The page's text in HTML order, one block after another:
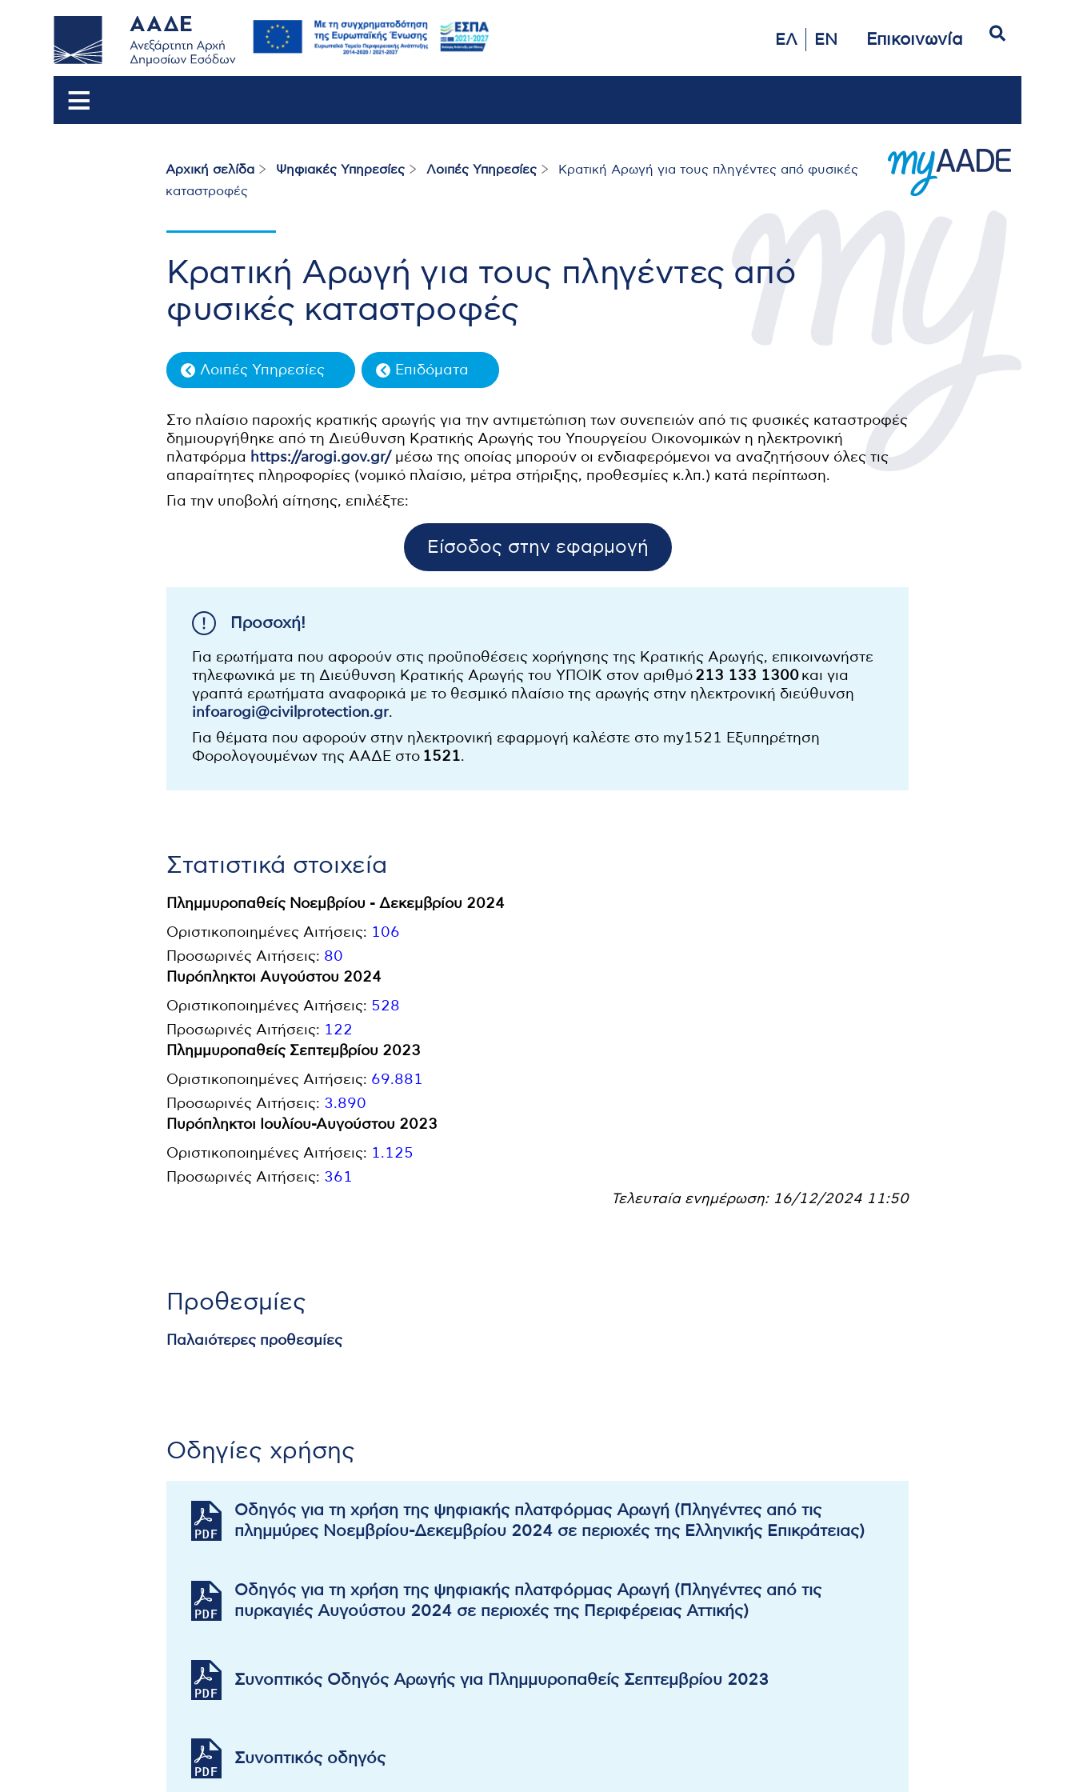
ΕΛ EN Επικοινωνία
Breadcrumb
Αρχική σελίδα Ψηφιακές Υπηρεσίες Λοιπές Υπηρεσίες
Κρατική Αρωγή για τους πληγέντες από φυσικές
καταστροφές
Κρατική Αρωγή για τους πληγέντες από
φυσικές καταστροφές
Λοιπές Υπηρεσίες Επιδόματα
Στο πλαίσιο παροχής κρατικής αρωγής για την αντιμετώπιση των συνεπειών από τις φυσικές καταστροφές
δημιουργήθηκε από τη Διεύθυνση Κρατικής Αρωγής του Υπουργείου Οικονομικών η ηλεκτρονική
πλατφόρμα https://arogi.gov.gr/ μέσω της οποίας μπορούν οι ενδιαφερόμενοι να αναζητήσουν όλες τις
απαραίτητες πληροφορίες (νομικό πλαίσιο, μέτρα στήριξης, προθεσμίες κ.λπ.) κατά περίπτωση.
Για την υποβολή αίτησης, επιλέξτε:
Είσοδος στην εφαρμογή
Για ερωτήματα που αφορούν στις προϋποθέσεις χορήγησης της Κρατικής Αρωγής, επικοινωνήστε
τηλεφωνικά με τη Διεύθυνση Κρατικής Αρωγής του ΥΠΟΙΚ στον αριθμό 213 133 1300 και για
γραπτά ερωτήματα αναφορικά με το θεσμικό πλαίσιο της αρωγής στην ηλεκτρονική διεύθυνση
infoarogi@civilprotection.gr.
Για θέματα που αφορούν στην ηλεκτρονική εφαρμογή καλέστε στο my1521 Εξυπηρέτηση
Φορολογουμένων της ΑΑΔΕ στο 1521.
Στατιστικά στοιχεία
Πλημμυροπαθείς Νοεμβρίου - Δεκεμβρίου 2024
Οριστικοποιημένες Αιτήσεις: 106
Προσωρινές Αιτήσεις: 80
Πυρόπληκτοι Αυγούστου 2024
Οριστικοποιημένες Αιτήσεις: 528
Προσωρινές Αιτήσεις: 122
Πλημμυροπαθείς Σεπτεμβρίου 2023
Οριστικοποιημένες Αιτήσεις: 69.881
Προσωρινές Αιτήσεις: 3.890
Πυρόπληκτοι Ιουλίου-Αυγούστου 2023
Οριστικοποιημένες Αιτήσεις: 1.125
Προσωρινές Αιτήσεις: 361
Τελευταία ενημέρωση: 16/12/2024 11:50
Προθεσμίες
Παλαιότερες προθεσμίες
Οδηγίες χρήσης
Οδηγός για τη χρήση της ψηφιακής πλατφόρμας Αρωγή (Πληγέντες από τις
πλημμύρες Νοεμβρίου-Δεκεμβρίου 2024 σε περιοχές της Ελληνικής Επικράτειας)
Οδηγός για τη χρήση της ψηφιακής πλατφόρμας Αρωγή (Πληγέντες από τις
πυρκαγιές Αυγούστου 2024 σε περιοχές της Περιφέρειας Αττικής)
Συνοπτικός Οδηγός Αρωγής για Πλημμυροπαθείς Σεπτεμβρίου 2023
Συνοπτικός οδηγός